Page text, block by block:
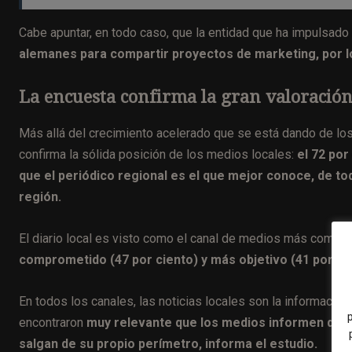
Cabe apuntar, en todo caso, que la entidad que ha
alemanes para compartir proyectos de marketing, por
La encuesta confirma la gran
Más allá del crecimiento acelerado que se está dando de
confirma la sólida posición de los medios locales: el 72
que el periódico regional es el que mejor conoce, de
región.
El diario local es visto como el canal de medios más
comprometido (47 por ciento) y más objetivo (41 por
En todos los canales, las noticias locales son la
encontraron muy relevante que los medios informen
salgan de su propio perímetro, informa el estudio.